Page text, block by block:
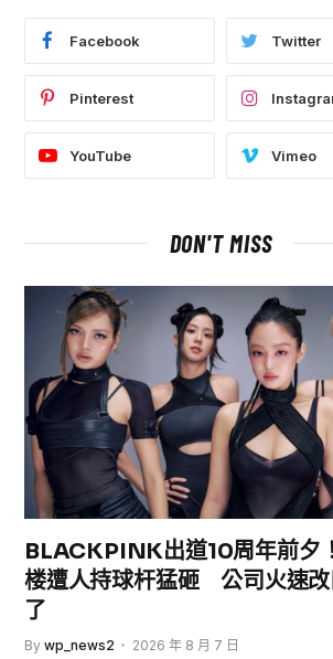
Facebook Twitter
Pinterest
YouTube Vimeo
DON'T MISS
BLACKPINK出道10周年前夕
楼遭人持球杆猛砸 公司火速
了
By wp_news2 2026 年 8 月 7 日